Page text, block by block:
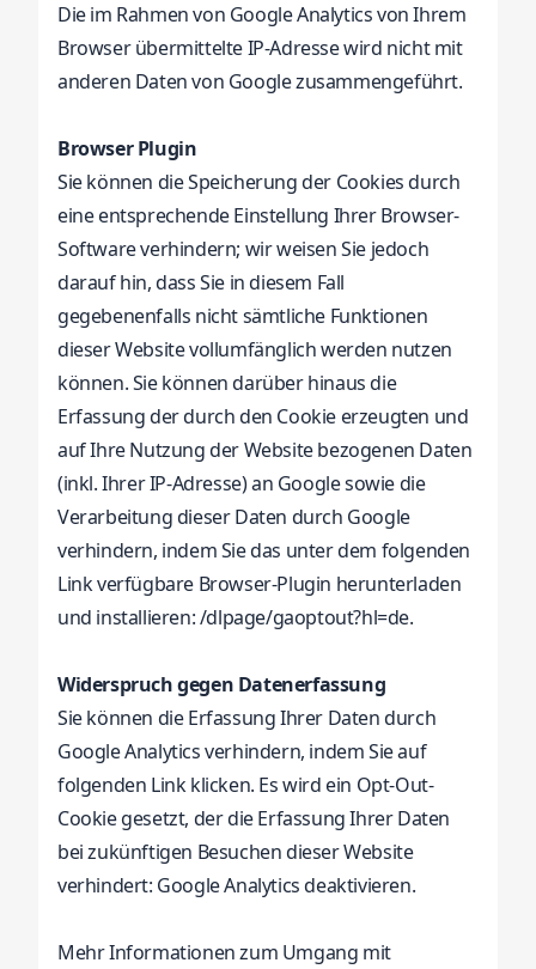
Die im Rahmen von Google Analytics von Ihrem
Browser übermittelte IP-Adresse wird nicht mit
anderen Daten von Google zusammengeführt.
Browser Plugin
Sie können die Speicherung der Cookies durch
eine entsprechende Einstellung Ihrer Browser-
Software verhindern; wir weisen Sie jedoch
darauf hin, dass Sie in diesem Fall
gegebenenfalls nicht sämtliche Funktionen
dieser Website vollumfänglich werden nutzen
können. Sie können darüber hinaus die
Erfassung der durch den Cookie erzeugten und
auf Ihre Nutzung der Website bezogenen Daten
(inkl. Ihrer IP-Adresse) an Google sowie die
Verarbeitung dieser Daten durch Google
verhindern, indem Sie das unter dem folgenden
Link verfügbare Browser-Plugin herunterladen
und installieren:/dlpage/gaoptout?hl=de.
Widerspruch gegen Datenerfassung
Sie können die Erfassung Ihrer Daten durch
Google Analytics verhindern, indem Sie auf
folgenden Link klicken. Es wird ein Opt-Out-
Cookie gesetzt, der die Erfassung Ihrer Daten
bei zukünftigen Besuchen dieser Website
verhindert: Google Analytics deaktivieren.
Mehr Informationen zum Umgang mit